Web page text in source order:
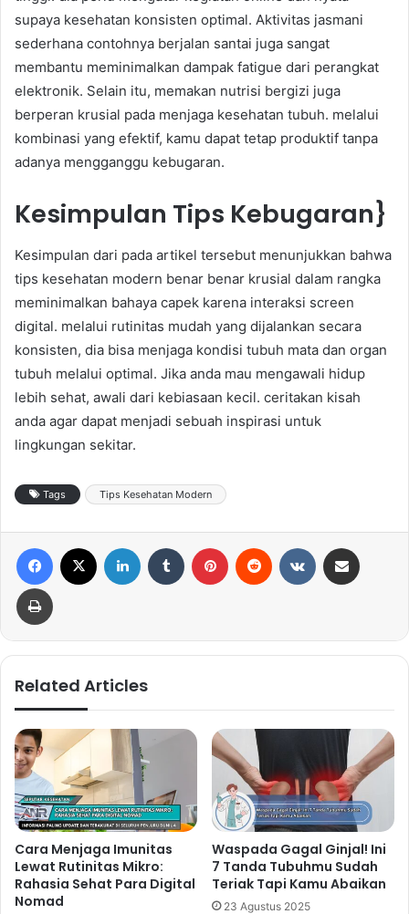
supaya kesehatan konsisten optimal. Aktivitas jasmani
sederhana contohnya berjalan santai juga sangat
membantu meminimalkan dampak fatigue dari perangkat
elektronik. Selain itu, memakan nutrisi bergizi juga
berperan krusial pada menjaga kesehatan tubuh. melalui
kombinasi yang efektif, kamu dapat tetap produktif tanpa
adanya mengganggu kebugaran.
Kesimpulan Tips Kebugaran}
Kesimpulan dari pada artikel tersebut menunjukkan bahwa
tips kesehatan modern benar benar krusial dalam rangka
meminimalkan bahaya capek karena interaksi screen
digital. melalui rutinitas mudah yang dijalankan secara
konsisten, dia bisa menjaga kondisi tubuh mata dan organ
tubuh melalui optimal. Jika anda mau mengawali hidup
lebih sehat, awali dari kebiasaan kecil. ceritakan kisah
anda agar dapat menjadi sebuah inspirasi untuk
lingkungan sekitar.
Tags Tips Kesehatan Modern
Related Articles
Cara Menjaga Imunitas
Lewat Rutinitas Mikro:
Rahasia Sehat Para Digital
Nomad
Waspada Gagal Ginjal! Ini
7 Tanda Tubuhmu Sudah
Teriak Tapi Kamu Abaikan
23 Agustus 2025